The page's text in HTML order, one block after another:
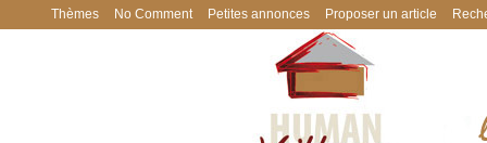
Thèmes No Comment Petites annonces Proposer un article